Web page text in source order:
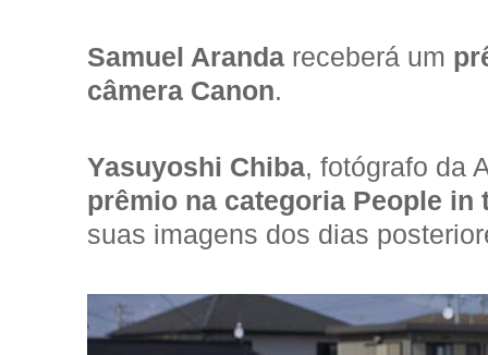
Samuel Aranda receberá um
câmera Canon.
Yasuyoshi Chiba, fotógrafo da
prêmio na categoria People in
suas imagens dos dias